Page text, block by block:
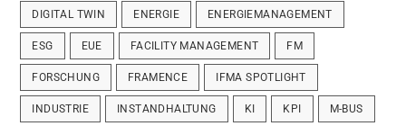
DIGITAL TWIN ENERGIE ENERGIEMANAGEMENT
ESG EUE FACILITY MANAGEMENT FM
FORSCHUNG FRAMENCE IFMA SPOTLIGHT
INDUSTRIE INSTANDHALTUNG KI KPI M-BUS